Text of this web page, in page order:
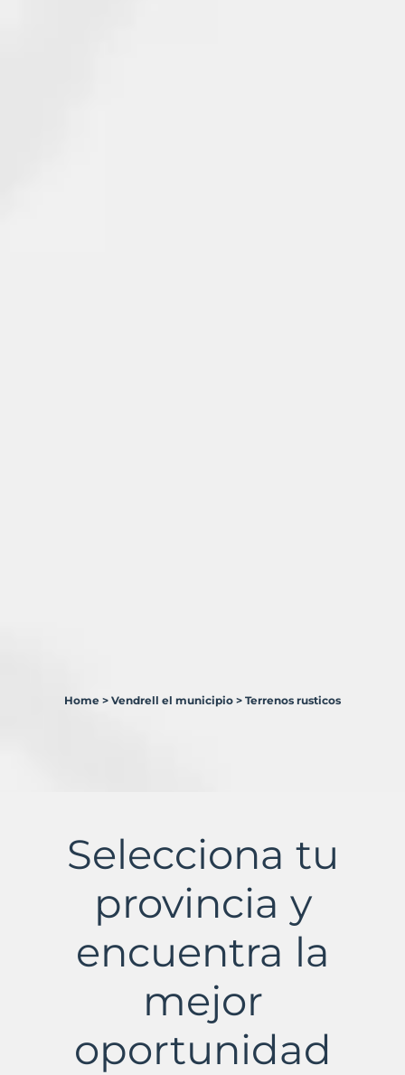
Murbalands
Home > Vendrell el municipio > Terrenos rusticos
Selecciona tu
provincia y
encuentra la
mejor
oportunidad